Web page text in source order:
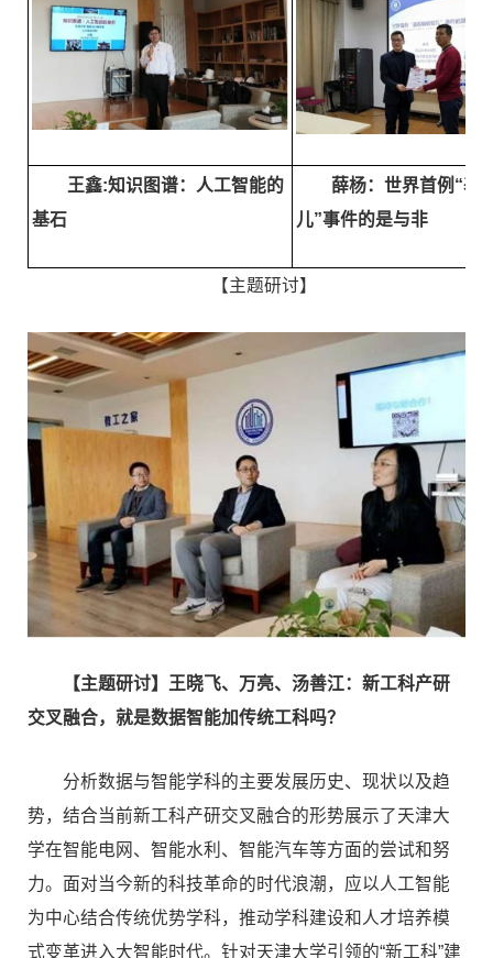
王鑫:知识图谱：人工智能的
基石
薛杨：世界首例“基
儿”事件的是与非
【主题研讨】
【主题研讨】王晓飞、万亮、汤善江：新工科产研
交叉融合，就是数据智能加传统工科吗？
分析数据与智能学科的主要发展历史、现状以及趋
势，结合当前新工科产研交叉融合的形势展示了天津大
学在智能电网、智能水利、智能汽车等方面的尝试和努
力。面对当今新的科技革命的时代浪潮，应以人工智能
为中心结合传统优势学科，推动学科建设和人才培养模
式变革进入大智能时代。针对天津大学引领的“新工科”建